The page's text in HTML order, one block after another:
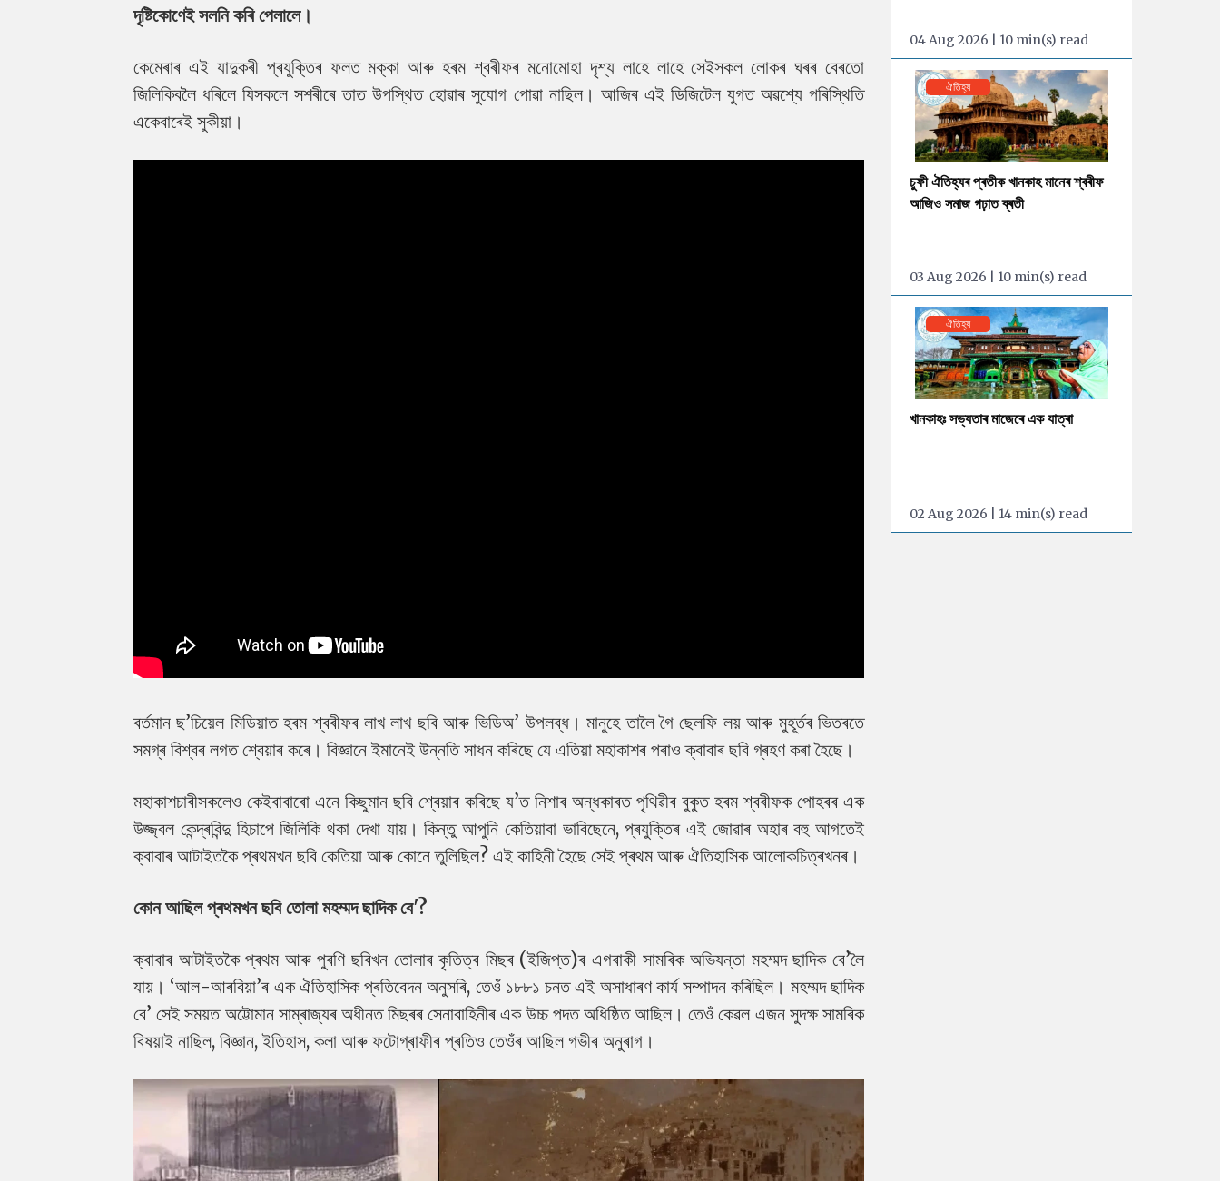
দৃষ্টিকোণেই সলনি কৰি পেলালে।
কেমেৰাৰ এই যাদুকৰী প্ৰযুক্তিৰ ফলত মক্কা আৰু হৰম শ্বৰীফৰ মনোমোহা দৃশ্য লাহে লাহে সেইসকল লোকৰ ঘৰৰ বেৰতো
জিলিকিবলৈ ধৰিলে যিসকলে সশৰীৰে তাত উপস্থিত হোৱাৰ সুযোগ পোৱা নাছিল। আজিৰ এই ডিজিটেল যুগত অৱশ্যে পৰিস্থিতি
একেবাৰেই সুকীয়া।
বৰ্তমান ছ’চিয়েল মিডিয়াত হৰম শ্বৰীফৰ লাখ লাখ ছবি আৰু ভিডিঅ’ উপলব্ধ। মানুহে তালৈ গৈ ছেলফি লয় আৰু মুহূৰ্তৰ ভিতৰতে
সমগ্ৰ বিশ্বৰ লগত শ্বেয়াৰ কৰে। বিজ্ঞানে ইমানেই উন্নতি সাধন কৰিছে যে এতিয়া মহাকাশৰ পৰাও ক্বাবাৰ ছবি গ্ৰহণ কৰা হৈছে।
মহাকাশচাৰীসকলেও কেইবাবাৰো এনে কিছুমান ছবি শ্বেয়াৰ কৰিছে য’ত নিশাৰ অন্ধকাৰত পৃথিৱীৰ বুকুত হৰম শ্বৰীফক পোহৰৰ এক
উজ্জ্বল কেন্দ্ৰবিন্দু হিচাপে জিলিকি থকা দেখা যায়। কিন্তু আপুনি কেতিয়াবা ভাবিছেনে, প্ৰযুক্তিৰ এই জোৱাৰ অহাৰ বহু আগতেই
ক্বাবাৰ আটাইতকৈ প্ৰথমখন ছবি কেতিয়া আৰু কোনে তুলিছিল? এই কাহিনী হৈছে সেই প্ৰথম আৰু ঐতিহাসিক আলোকচিত্ৰখনৰ।
কোন আছিল প্ৰথমখন ছবি তোলা মহম্মদ ছাদিক বে'?
ক্বাবাৰ আটাইতকৈ প্ৰথম আৰু পুৰণি ছবিখন তোলাৰ কৃতিত্ব মিছৰ (ইজিপ্ত)ৰ এগৰাকী সামৰিক অভিযন্তা মহম্মদ ছাদিক বে’লৈ
যায়। ‘আল-আৰবিয়া’ৰ এক ঐতিহাসিক প্ৰতিবেদন অনুসৰি, তেওঁ ১৮৮১ চনত এই অসাধাৰণ কাৰ্য সম্পাদন কৰিছিল। মহম্মদ ছাদিক
বে’ সেই সময়ত অট্টোমান সাম্ৰাজ্যৰ অধীনত মিছৰৰ সেনাবাহিনীৰ এক উচ্চ পদত অধিষ্ঠিত আছিল। তেওঁ কেৱল এজন সুদক্ষ সামৰিক
বিষয়াই নাছিল, বিজ্ঞান, ইতিহাস, কলা আৰু ফটোগ্ৰাফীৰ প্ৰতিও তেওঁৰ আছিল গভীৰ অনুৰাগ।
04 Aug 2026 | 10 min(s) read
ঐতিহ্য
চুফী ঐতিহ্যৰ প্ৰতীক খানকাহ মানেৰ শ্বৰীফ
আজিও সমাজ গঢ়াত ব্ৰতী
03 Aug 2026 | 10 min(s) read
ঐতিহ্য
খানকাহঃ সভ্যতাৰ মাজেৰে এক যাত্ৰা
02 Aug 2026 | 14 min(s) read